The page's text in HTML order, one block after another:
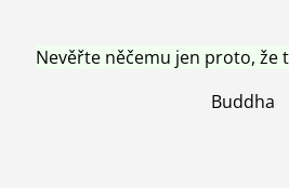
Nevěřte něčemu jen proto, že
Buddha